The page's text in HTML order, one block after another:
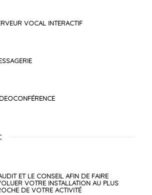
VOCAL INTERACTIF
ET LE CONSEIL AFIN DE FAIRE
VOTRE INSTALLATION AU PLUS
DE VOTRE ACTIVITÉ